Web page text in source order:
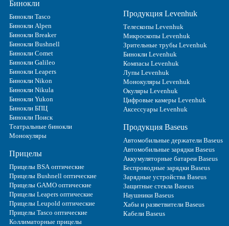
Бинокли
Бинокли Tasco
Бинокли Alpen
Бинокли Breaker
Бинокли Bushnell
Бинокли Comet
Бинокли Galileo
Бинокли Leapers
Бинокли Nikon
Бинокли Nikula
Бинокли Yukon
Бинокли БПЦ
Бинокли Поиск
Театральные бинокли
Монокуляры
Прицелы
Прицелы BSA оптические
Прицелы Bushnell оптические
Прицелы GAMO оптические
Прицелы Leapers оптические
Прицелы Leupold оптические
Прицелы Tasco оптические
Коллиматорные прицелы
Продукция Levenhuk
Телескопы Levenhuk
Микроскопы Levenhuk
Зрительные трубы Levenhuk
Бинокли Levenhuk
Компасы Levenhuk
Лупы Levenhuk
Монокуляры Levenhuk
Окуляры Levenhuk
Цифровые камеры Levenhuk
Аксессуары Levenhuk
Продукция Baseus
Автомобильные держатели Baseus
Автомобильные зарядки Baseus
Аккумуляторные батареи Baseus
Беспроводные зарядки Baseus
Зарядные устройства Baseus
Защитные стекла Baseus
Наушники Baseus
Хабы и разветвители Baseus
Кабели Baseus